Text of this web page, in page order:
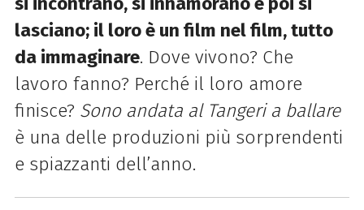
lasciano; il loro è un film nel film, tutto
da immaginare. Dove vivono? Che
lavoro fanno? Perché il loro amore
finisce? Sono andata al Tangeri a ballare
è una delle produzioni più sorprendenti
e spiazzanti dell’anno.